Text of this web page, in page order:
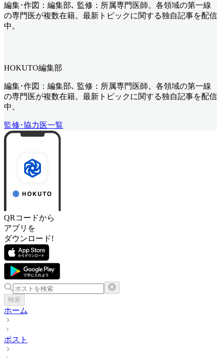
編集･作図：編集部､ 監修：所属専門医師。各領域の第一線
の専門医が複数在籍。最新トピックに関する独自記事を配信
中。
HOKUTO編集部
編集･作図：編集部､ 監修：所属専門医師。各領域の第一線
の専門医が複数在籍。最新トピックに関する独自記事を配信
中。
監修･協力医一覧
QRコードから
アプリを
ダウンロード!
検索
ホーム
ポスト